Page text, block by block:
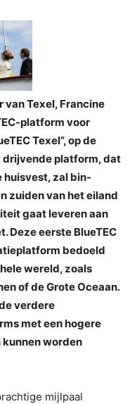
Texel, Francine
platform voor
Texel”, op de
drijvende platform, dat
zal bin-
zuiden van het eiland
gaat leveren aan
Deze eerste BlueTEC
bedoeld
wereld, zoals
of de Grote Oceaan.
verdere
met een hogere
worden
mijlpaal